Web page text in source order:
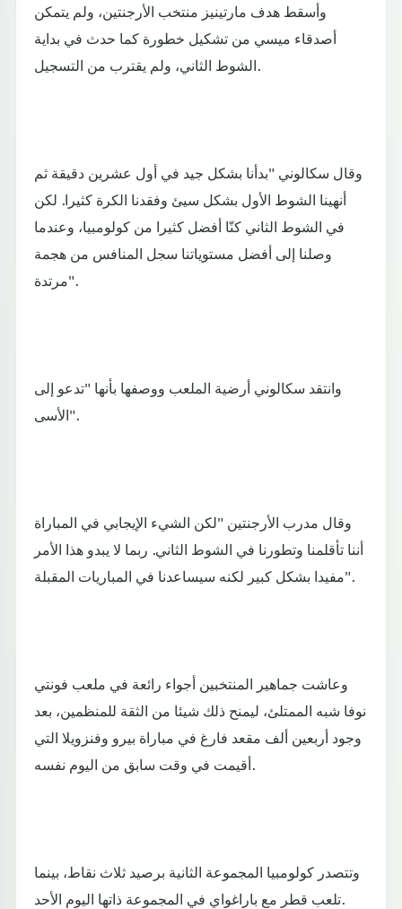
وأسقط هدف مارتينيز منتخب الأرجنتين، ولم يتمكن
أصدقاء ميسي من تشكيل خطورة كما حدث في بداية
الشوط الثاني، ولم يقترب من التسجيل.
وقال سكالوني "بدأنا بشكل جيد في أول عشرين دقيقة ثم
أنهينا الشوط الأول بشكل سيئ وفقدنا الكرة كثيرا. لكن
في الشوط الثاني كنّا أفضل كثيرا من كولومبيا، وعندما
وصلنا إلى أفضل مستوياتنا سجل المنافس من هجمة
مرتدة".
وانتقد سكالوني أرضية الملعب ووصفها بأنها "تدعو إلى
الأسى".
وقال مدرب الأرجنتين "لكن الشيء الإيجابي في المباراة
أننا تأقلمنا وتطورنا في الشوط الثاني. ربما لا يبدو هذا الأمر
مفيدا بشكل كبير لكنه سيساعدنا في المباريات المقبلة".
وعاشت جماهير المنتخبين أجواء رائعة في ملعب فونتي
نوفا شبه الممتلئ، ليمنح ذلك شيئا من الثقة للمنظمين، بعد
وجود أربعين ألف مقعد فارغ في مباراة بيرو وفنزويلا التي
أقيمت في وقت سابق من اليوم نفسه.
وتتصدر كولومبيا المجموعة الثانية برصيد ثلاث نقاط، بينما
تلعب قطر مع باراغواي في المجموعة ذاتها اليوم الأحد.